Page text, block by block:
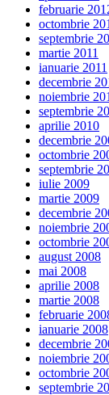
februarie
octombrie
septembrie
martie 2011
ianuarie 2011
decembrie
noiembrie
septembrie
aprilie 2010
decembrie
octombrie
septembrie
iulie 2009
martie 2009
decembrie
noiembrie
octombrie
august 2008
mai 2008
aprilie 2008
martie 2008
februarie
ianuarie 2008
decembrie
noiembrie
octombrie
septembrie